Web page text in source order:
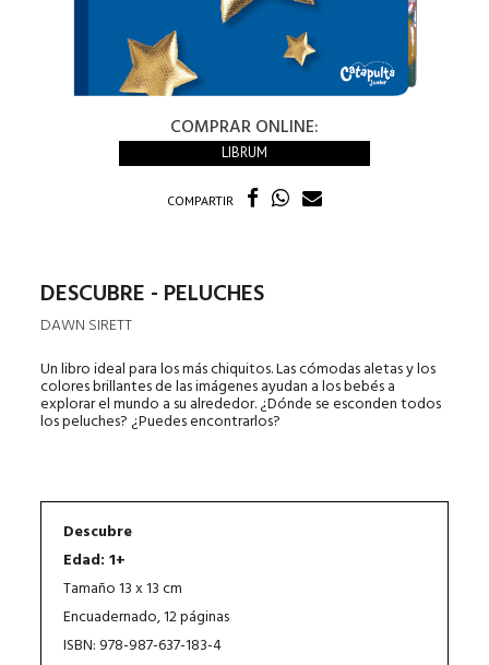
COMPRAR ONLINE:
LIBRUM
COMPARTIR
DESCUBRE - PELUCHES
DAWN SIRETT
Un libro ideal para los más chiquitos. Las cómodas aletas y los
colores brillantes de las imágenes ayudan a los bebés a
explorar el mundo a su alrededor. ¿Dónde se esconden todos
los peluches? ¿Puedes encontrarlos?
Descubre
Edad: 1+
Tamaño 13 x 13 cm
Encuadernado, 12 páginas
ISBN: 978-987-637-183-4